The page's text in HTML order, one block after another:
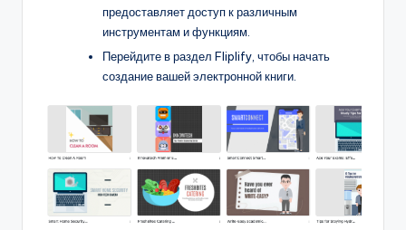
предоставляет доступ к различным
инструментам и функциям.
Перейдите в раздел Fliplify, чтобы начать
создание вашей электронной книги.